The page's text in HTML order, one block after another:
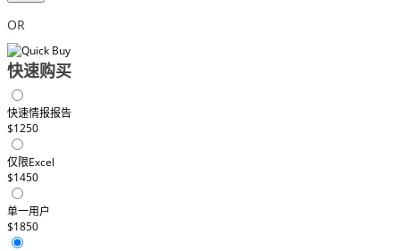
OR
快速购买
快速情报报告
$1250
仅限Excel
$1450
单一用户
$1850